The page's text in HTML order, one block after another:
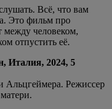
Всё, что вам
Это фильм про
между человеком,
отпустить её.
Италия, 2024, 5
Альцгеймера. Режиссер